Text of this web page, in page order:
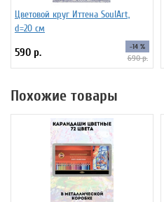
Цветовой круг Иттена SoulArt,
d=20 см
590 р. -14 %
690 р.
Похожие товары